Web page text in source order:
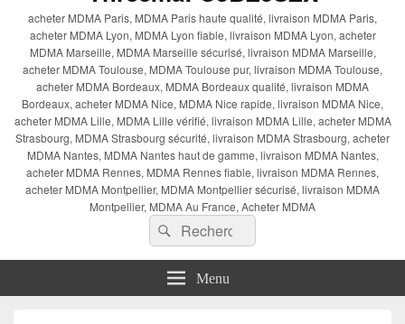
acheter MDMA Paris, MDMA Paris haute qualité, livraison MDMA Paris,
acheter MDMA Lyon, MDMA Lyon fiable, livraison MDMA Lyon, acheter
MDMA Marseille, MDMA Marseille sécurisé, livraison MDMA Marseille,
acheter MDMA Toulouse, MDMA Toulouse pur, livraison MDMA Toulouse,
acheter MDMA Bordeaux, MDMA Bordeaux qualité, livraison MDMA
Bordeaux, acheter MDMA Nice, MDMA Nice rapide, livraison MDMA Nice,
acheter MDMA Lille, MDMA Lille vérifié, livraison MDMA Lille, acheter MDMA
Strasbourg, MDMA Strasbourg sécurité, livraison MDMA Strasbourg, acheter
MDMA Nantes, MDMA Nantes haut de gamme, livraison MDMA Nantes,
acheter MDMA Rennes, MDMA Rennes fiable, livraison MDMA Rennes,
acheter MDMA Montpellier, MDMA Montpellier sécurisé, livraison MDMA
Montpellier, MDMA Au France, Acheter MDMA
Recherche :
Rechercher
Menu